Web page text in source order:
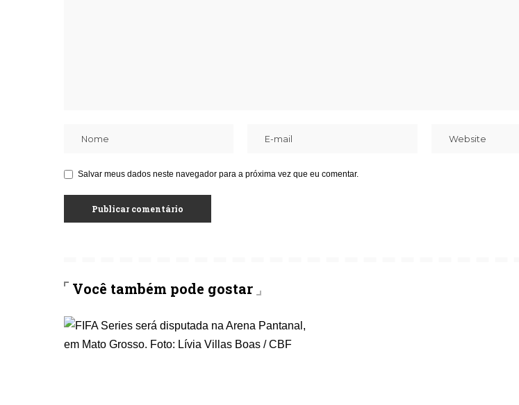
Salvar meus dados neste navegador para a próxima vez que eu comentar.
Você também pode gostar